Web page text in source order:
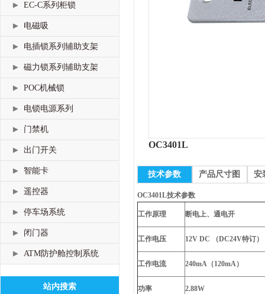
EC-C系列柜锁
电磁吸
电插锁系列辅助支架
磁力锁系列辅助支架
POC机械锁
电锁电源系列
门禁机
出门开关
智能卡
遥控器
停车场系统
闭门器
ATM防护舱控制系统
站内搜索
OC3401L
技术参数 产品尺寸图 安
OC3401L技术参数
工作原理 断电上、通电开
工作电压 12V DC （DC24V特订）
工作电流 240mA（120mA）
功率 2.88W